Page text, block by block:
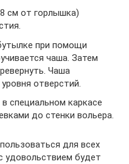
см от горлышка)
при помощи
чаша. Затем
Чаша
отверстий.
специальном каркасе
до стенки вольера.
для всех
удовольствием будет